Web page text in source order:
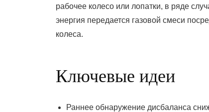
рабочее колесо или лопатки, в ряде
энергия передается газовой смеси
Ключевые идеи
Раннее обнаружение дисбаланса